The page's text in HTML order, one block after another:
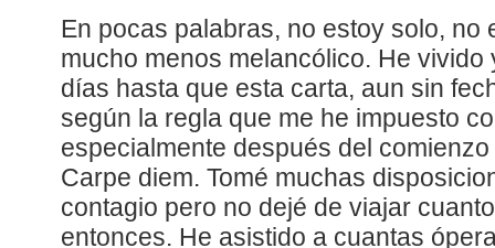
En pocas palabras, no estoy solo, no
mucho menos melancólico. He
días hasta que esta carta, aun sin
según la regla que me he impuesto
especialmente después del
Carpe diem. Tomé muchas
contagio pero no dejé de viajar
entonces. He asistido a cuantas